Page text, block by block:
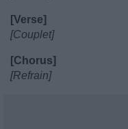
[Verse]
[Couplet]
[Chorus]
[Refrain]